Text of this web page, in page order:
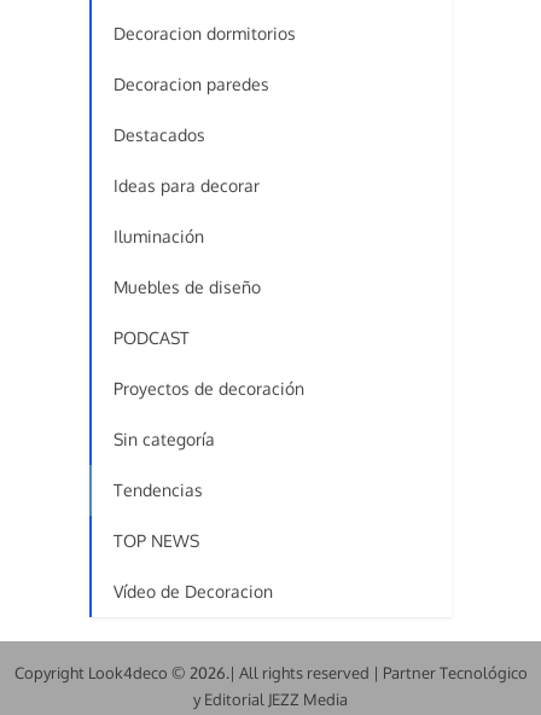
Decoracion dormitorios
Decoracion paredes
Destacados
Ideas para decorar
Iluminación
Muebles de diseño
PODCAST
Proyectos de decoración
Sin categoría
Tendencias
TOP NEWS
Vídeo de Decoracion
Copyright Look4deco © 2026.| All rights reserved | Partner Tecnológico
y Editorial JEZZ Media